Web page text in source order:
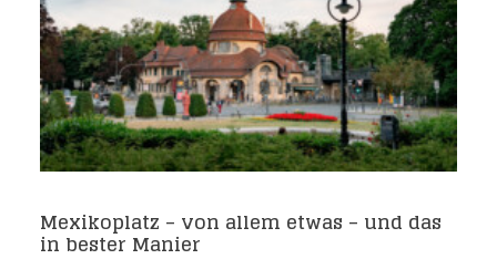
Mexikoplatz – von allem etwas – und das
in bester Manier